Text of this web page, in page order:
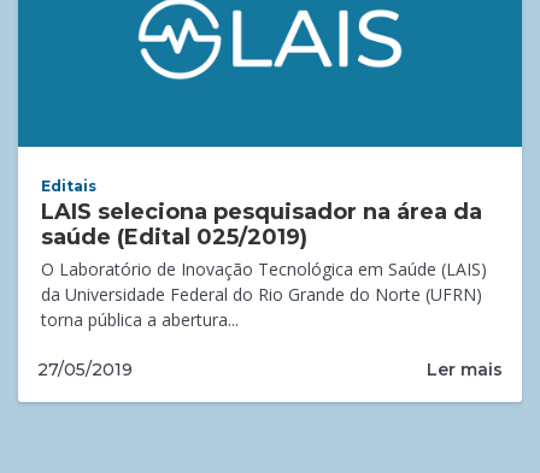
Editais
LAIS seleciona pesquisador na área da
saúde (Edital 025/2019)
O Laboratório de Inovação Tecnológica em Saúde (LAIS)
da Universidade Federal do Rio Grande do Norte (UFRN)
torna pública a abertura...
27/05/2019 Ler mais